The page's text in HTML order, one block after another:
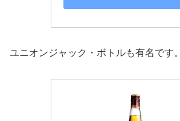
ユニオンジャック・ボトルも有名です。